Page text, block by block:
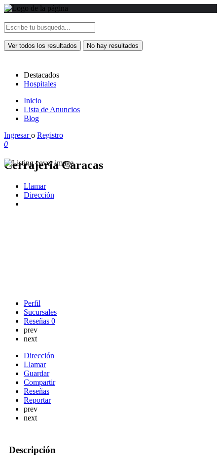
Ver todos los resultados No hay resultados
Destacados
Hospitales
Inicio
Lista de Anuncios
Blog
Ingresaro Registro
0
Cerrajeria Caracas
Llamar
Dirección
Perfil
Sucursales
Reseñas 0
prev
next
Dirección
Llamar
Guardar
Compartir
Reseñas
Reportar
prev
next
Descripción